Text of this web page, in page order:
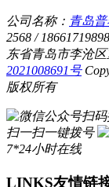
公司名称： 青岛
2568 / 18661719898
东省青岛市李沧
2021008691号
版权所有
扫
扫一扫一键拨号
7*24小时在线
LINKS友情链